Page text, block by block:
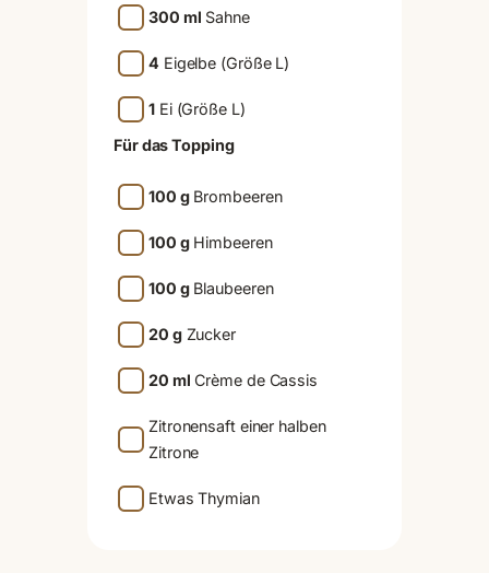
300 ml Sahne
4 Eigelbe (Größe L)
1Ei (Größe L)
Für das Topping
100 gBrombeeren
100 gHimbeeren
100 gBlaubeeren
20 gZucker
20 ml Crème de Cassis
Zitronensaft einer halben
Zitrone
Etwas Thymian